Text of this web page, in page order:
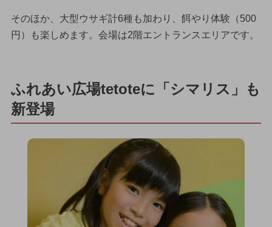
そのほか、大型ウサギ計6種も加わり、餌やり体験（500
円）も楽しめます。会場は2階エントランスエリアです。
ふれあい広場tetoteに「シマリス」も
新登場